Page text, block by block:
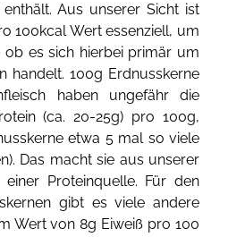
Aus unserer Sicht ist
100kcal Wert essenziell, um
ob es sich hierbei primär um
handelt. 100g Erdnusskerne
haben ungefähr die
(ca. 20-25g) pro 100g,
etwa 5 mal so viele
Das macht sie aus unserer
Proteinquelle. Für den
gibt es viele andere
Wert von 8g Eiweiß pro 100